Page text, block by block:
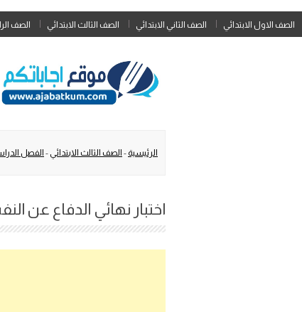
الصف الاول الابتدائي الصف الثاني الابتدائي الصف الثالث الابتدائي الصف
الرئيسية - الصف الثالث الابتدائي - الفصل
اختبار نهائي الدفاع عن النفس